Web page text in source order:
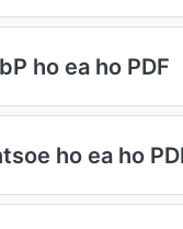
ho ea ho PDF
ho ea ho